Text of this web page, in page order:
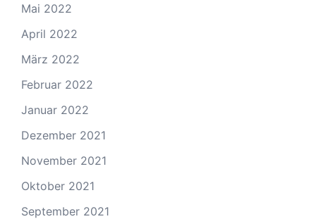
Mai 2022
April 2022
März 2022
Februar 2022
Januar 2022
Dezember 2021
November 2021
Oktober 2021
September 2021